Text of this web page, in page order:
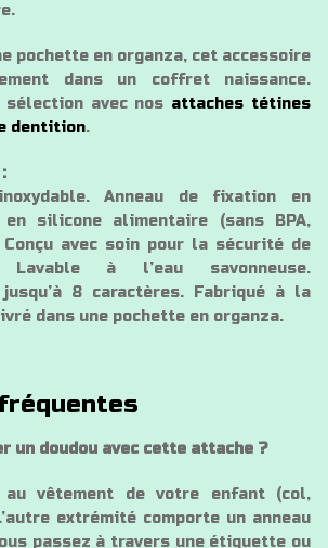
pochette en organza, cet accessoire
dans un coffret naissance.
avec nos attaches tétines
dentition.
Anneau de fixation en
silicone alimentaire (sans BPA,
avec soin pour la sécurité de
à l’eau savonneuse.
jusqu’à 8 caractères. Fabriqué à la
dans une pochette en organza.
un doudou avec cette attache ?
vêtement de votre enfant (col,
extrémité comporte un anneau
passez à travers une étiquette ou